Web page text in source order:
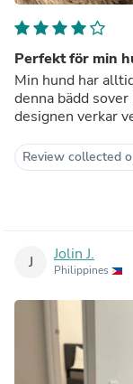
Perfekt för min
Min hund har
denna bädd
designen verkar
Review collected
J Jolin J.
Philippines